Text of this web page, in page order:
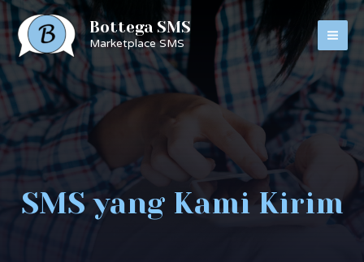
Bottega SMS
Marketplace SMS
SMS yang Kami Kirim